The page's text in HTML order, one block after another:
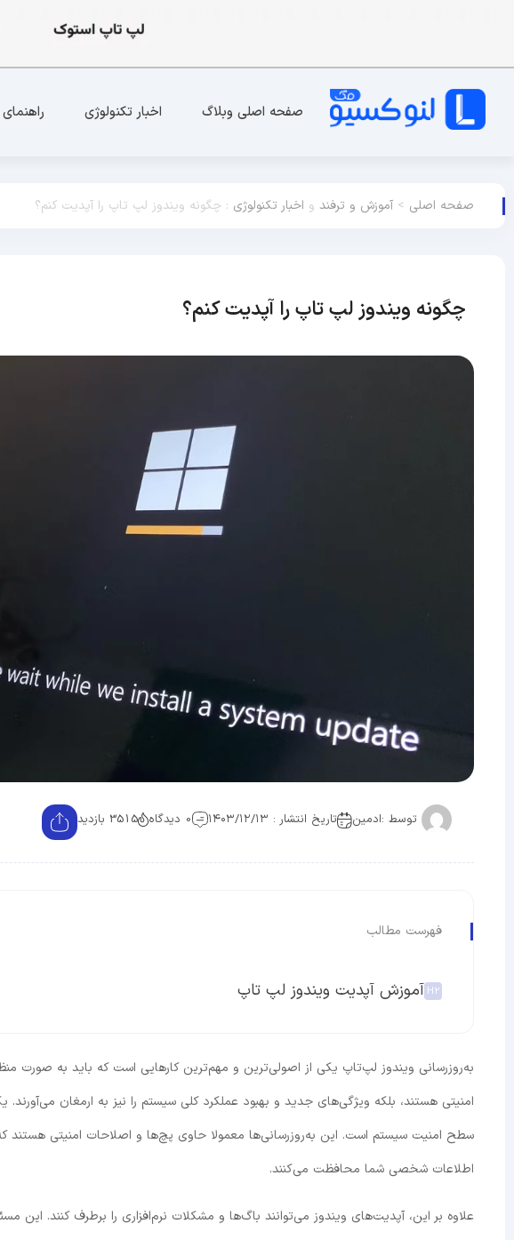
صفحه اصلی وبلاگ اخبار تکنولوژی
صفحه اصلی > آموزش و ترفند و اخبار تکنولوژی : چگونه ویندوز لپ تاپ را آپدیت کنم؟
چگونه ویندوز لپ تاپ را آپدیت کنم؟
توسط :ادمین تاریخ انتشار : ۱۴۰۳/۱۲/۱۳ 0 دیدگاه 3515 بازدید
فهرست مطالب
آموزش آپدیت ویندوز لپ تاپ
به‌روزرسانی ویندوز لپ‌تاپ یکی از اصولی‌ترین و مهم‌ترین کارهایی است که باید به صورت
امنیتی هستند، بلکه ویژگی‌های جدید و بهبود عملکرد کلی سیستم را نیز به ارمغان می‌آورند.
سطح امنیت سیستم است. این به‌روزرسانی‌ها معمولا حاوی پچ‌ها و اصلاحات امنیتی هستند
اطلاعات شخصی شما محافظت می‌کنند.
علاوه بر این، آپدیت‌های ویندوز می‌توانند باگ‌ها و مشکلات نرم‌افزاری را برطرف کنند. این